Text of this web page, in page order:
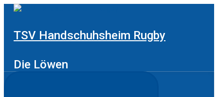
Zum
TSV Handschuhsheim Rugby
Die Löwen